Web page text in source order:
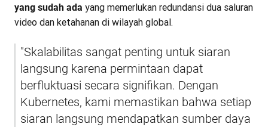
yang sudah ada yang memerlukan redundansi dua saluran
video dan ketahanan di wilayah global.
"Skalabilitas sangat penting untuk siaran
langsung karena permintaan dapat
berfluktuasi secara signifikan. Dengan
Kubernetes, kami memastikan bahwa setiap
siaran langsung mendapatkan sumber daya